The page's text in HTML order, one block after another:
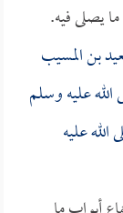
يصلى فيه.
بن المسيب
عليه وسلم
عليه